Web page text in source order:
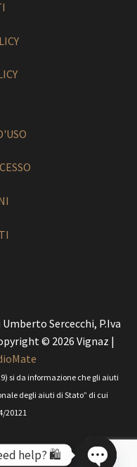
Sercecchi, P.Iva
© 2026 Vignaz |
si da informazione che gli aiuti
degli aiuti di Stato” di cui
20121
help? 🛍️